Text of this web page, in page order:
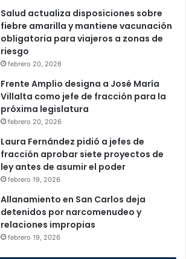
Salud actualiza disposiciones sobre
fiebre amarilla y mantiene vacunación
obligatoria para viajeros a zonas de
riesgo
febrero 20, 2026
Frente Amplio designa a José María
Villalta como jefe de fracción para la
próxima legislatura
febrero 20, 2026
Laura Fernández pidió a jefes de
fracción aprobar siete proyectos de
ley antes de asumir el poder
febrero 19, 2026
Allanamiento en San Carlos deja
detenidos por narcomenudeo y
relaciones impropias
febrero 19, 2026